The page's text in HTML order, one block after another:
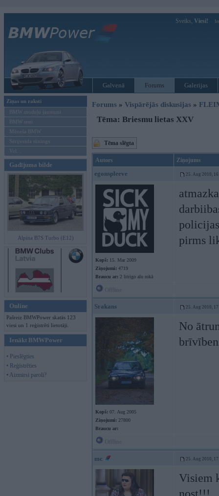
Sveiks, Viesi!
Galvenā Forums Galerijas
Ziņas un raksti
BMW modeļu jaunumi
BMW testi
Mēneša BMW
Sērijveida tūnings
Vel...
Gadījuma bilde
Alpina B7S Turbo (E12)
Online
Pašreiz BMWPower skatās 123
viesi un 1 reģistrēti lietotāji.
Ienākt BMWPower
• Pieslēgties
• Reģistrēties
• Aizmirsi paroli?
Forums » Vispārējās diskusijas »
Tēma: Briesmu lietas XXV
Tēma slēgta
Autors Ziņojums
egonspleeve 25. Aug 2010,
Kopš: 15. Mar 2009
Ziņojumi: 4719
Braucu ar: 2 litrigo alu rokā
pirms
Srakans 25. Aug 2010,
Kopš: 07. Aug 2005
Ziņojumi: 27800
Braucu ar:
No
mc 25. Aug 2010,
Visiem